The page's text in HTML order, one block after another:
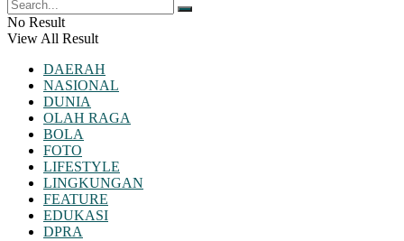
No Result
View All Result
DAERAH
NASIONAL
DUNIA
OLAH RAGA
BOLA
FOTO
LIFESTYLE
LINGKUNGAN
FEATURE
EDUKASI
DPRA